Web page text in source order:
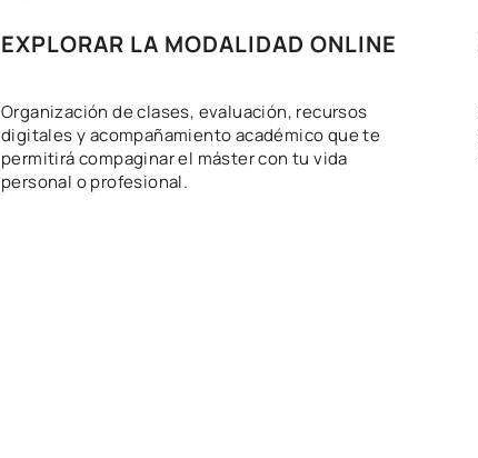
EXPLORAR LA MODALIDAD ONLINE
Organización de clases, evaluación, recursos
digitales y acompañamiento académico que te
permitirá compaginar el máster con tu vida
personal o profesional.